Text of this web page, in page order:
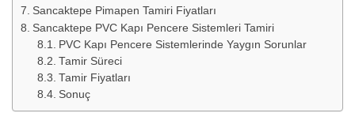
Sancaktepe Pimapen Tamiri Fiyatları
Sancaktepe PVC Kapı Pencere Sistemleri Tamiri
PVC Kapı Pencere Sistemlerinde Yaygın Sorunlar
Tamir Süreci
Tamir Fiyatları
Sonuç